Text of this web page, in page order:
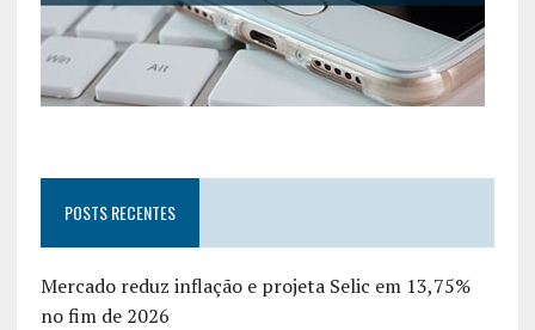
POSTS RECENTES
Mercado reduz inflação e projeta Selic em 13,75%
no fim de 2026